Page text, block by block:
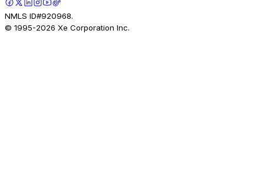
NMLS ID#920968.
© 1995-2026 Xe Corporation Inc.